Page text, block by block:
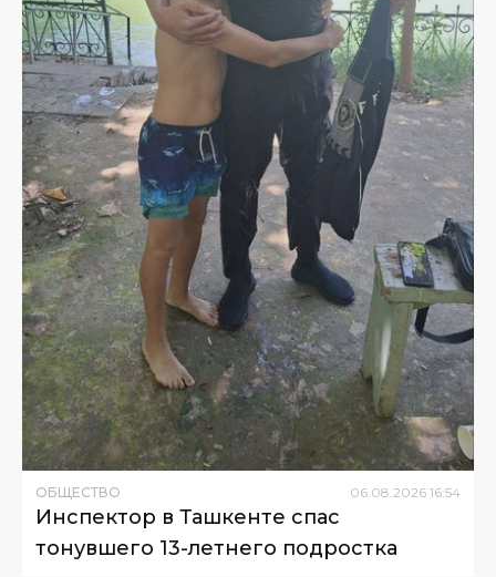
ОБЩЕСТВО 06 08 2026 16:54
Инспектор в Ташкенте спас
тонувшего 13-летнего подростка